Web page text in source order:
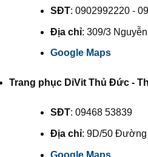
SĐT: 0902992220 -
Địa chỉ: 309/3
Google Maps
Trang phục DiVit Thủ Đức -
SĐT: 09468 53839
Địa chỉ: 9D/50 Đường
Google Maps